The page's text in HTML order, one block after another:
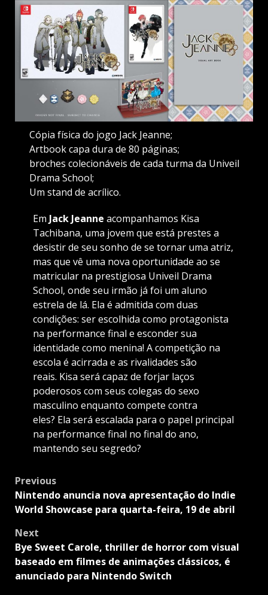
Cópia física do jogo Jack Jeanne;
Artbook capa dura de 80 páginas;
broches colecionáveis ​​de cada turma da Univeil
Drama School;
Um stand de acrílico.
Em Jack Jeanne acompanhamos Kisa
Tachibana, uma jovem que está prestes a
desistir de seu sonho de se tornar uma atriz,
mas que vê uma nova oportunidade ao se
matricular na prestigiosa Univeil Drama
School, onde seu irmão já foi um aluno
estrela de lá. Ela é admitida com duas
condições: ser escolhida como protagonista
na performance final e esconder sua
identidade como menina! A competição na
escola é acirrada e as rivalidades são
reais. Kisa será capaz de forjar laços
poderosos com seus colegas do sexo
masculino enquanto compete contra
eles? Ela será escalada para o papel principal
na performance final no final do ano,
mantendo seu segredo?
Post
navigation
Previous
Nintendo anuncia nova apresentação do Indie
World Showcase para quarta-feira, 19 de abril
Next
Bye Sweet Carole, thriller de horror com visual
baseado em filmes de animações clássicos, é
anunciado para Nintendo Switch